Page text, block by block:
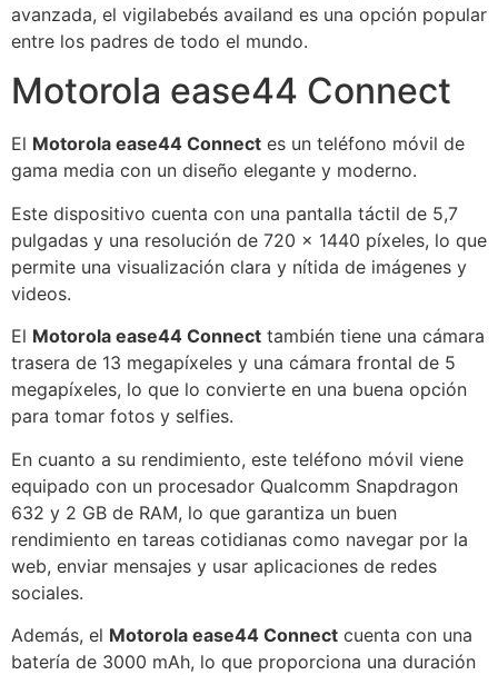
avanzada, el vigilabebés availand es una opción popular
entre los padres de todo el mundo.
Motorola ease44 Connect
El Motorola ease44 Connect es un teléfono móvil de
gama media con un diseño elegante y moderno.
Este dispositivo cuenta con una pantalla táctil de 5,7
pulgadas y una resolución de 720 x 1440 píxeles, lo que
permite una visualización clara y nítida de imágenes y
videos.
El Motorola ease44 Connect también tiene una cámara
trasera de 13 megapíxeles y una cámara frontal de 5
megapíxeles, lo que lo convierte en una buena opción
para tomar fotos y selfies.
En cuanto a su rendimiento, este teléfono móvil viene
equipado con un procesador Qualcomm Snapdragon
632 y 2 GB de RAM, lo que garantiza un buen
rendimiento en tareas cotidianas como navegar por la
web, enviar mensajes y usar aplicaciones de redes
sociales.
Además, el Motorola ease44 Connect cuenta con una
batería de 3000 mAh, lo que proporciona una duración